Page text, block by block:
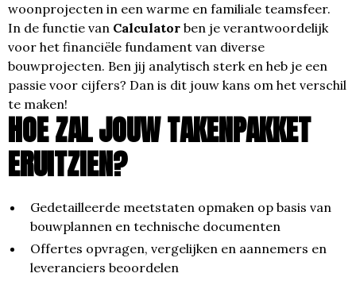
woonprojecten in een warme en familiale teamsfeer.
In de functie van Calculator ben je verantwoordelijk
voor het financiële fundament van diverse
bouwprojecten. Ben jij analytisch sterk en heb je een
passie voor cijfers? Dan is dit jouw kans om het verschil
te maken!
HOE ZAL JOUW TAKENPAKKET
ERUITZIEN?
Gedetailleerde meetstaten opmaken op basis van
bouwplannen en technische documenten
Offertes opvragen, vergelijken en aannemers en
leveranciers beoordelen